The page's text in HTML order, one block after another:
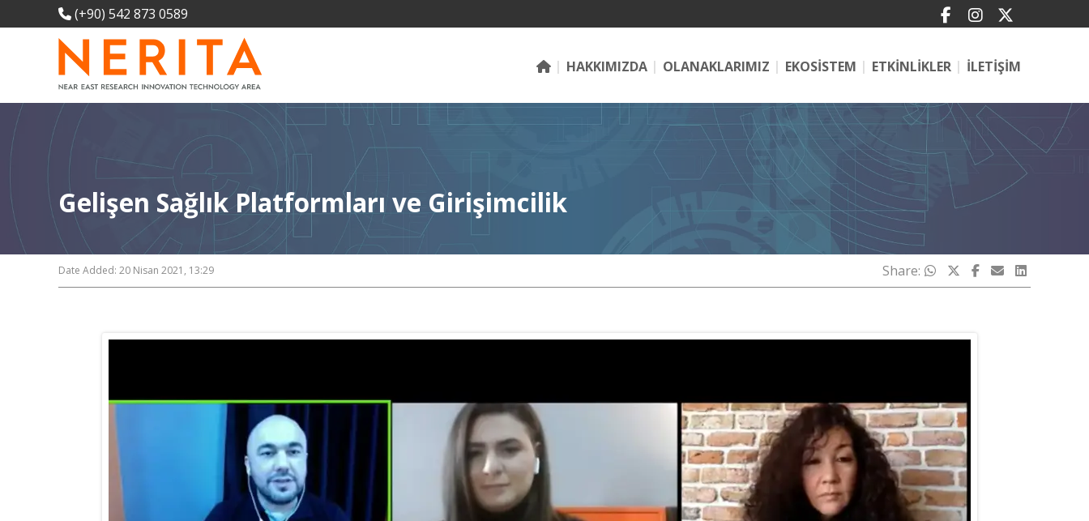
(+90) 542 873 0589
HAKKIMIZDA OLANAKLARIMIZ EKOSİSTEM ETKİNLİKLER İLETİŞİM
Gelişen Sağlık Platformları ve Girişimcilik
Date Added: 20 Nisan 2021, 13:29 Share: